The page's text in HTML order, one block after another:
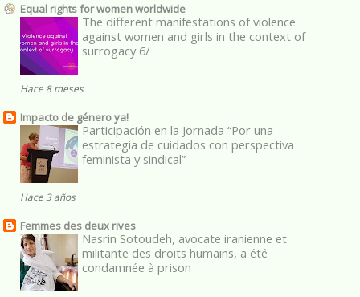
Equal rights for women worldwide
The different manifestations of violence
against women and girls in the context of
surrogacy 6/
Hace 8 meses
Impacto de género ya!
Participación en la Jornada “Por una
estrategia de cuidados con perspectiva
feminista y sindical”
Hace 3 años
Femmes des deux rives
Nasrin Sotoudeh, avocate iranienne et
militante des droits humains, a été
condamnée à prison